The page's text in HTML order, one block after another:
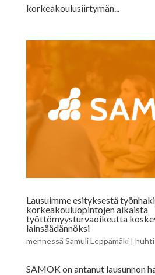
korkeakoulusiirtymän...
Lausuimme esityksestä
korkeakouluopintojen aikaista
työttömyysturvaoikeutta
lainsäädännöksi
mennessä Samuli Leppämäki| huhti
SAMOK on antanut lausunnon